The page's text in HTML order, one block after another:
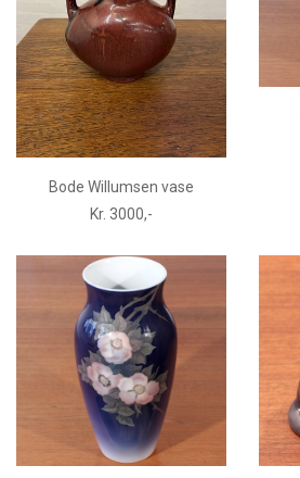
Bode Willumsen vase
Kr. 3000,-